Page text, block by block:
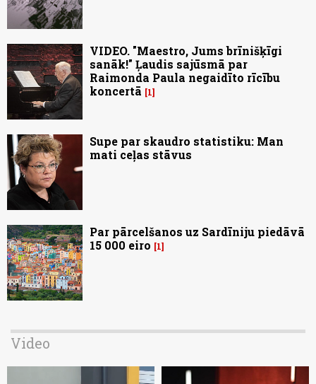
VIDEO. "Maestro, Jums brīnišķīgi
sanāk!" Ļaudis sajūsmā par
Raimonda Paula negaidīto rīcību
koncertā
1
Supe par skaudro statistiku: Man
mati ceļas stāvus
Par pārcelšanos uz Sardīniju piedāvā
15 000 eiro
1
Video